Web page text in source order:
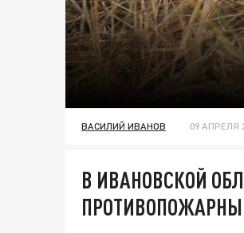
ВАСИЛИЙ ИВАНОВ 09 АПРЕЛЯ
В ИВАНОВСКОЙ